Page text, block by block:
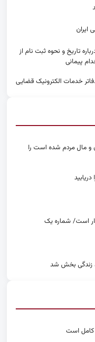
ایران
تاریخ و نحوه ثبت نام از
پیمانی
خدمات الکترونیک قضایی
و مال مردم شده است را
است/ شماره یک
زندگی بخش شد
کامل است